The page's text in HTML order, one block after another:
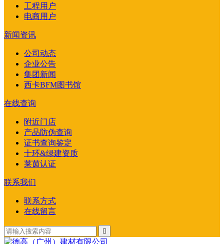
工程用户
电商用户
新闻资讯
公司动态
企业公告
集团新闻
西卡BFM图书馆
在线查询
附近门店
产品防伪查询
证书查询鉴定
十环&绿建资质
莱茵认证
联系我们
联系方式
在线留言
